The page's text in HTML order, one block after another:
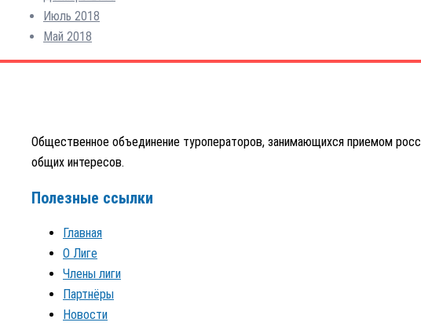
Июль 2018
Май 2018
Общественное объединение туроператоров, занимающихся приемом
общих интересов.
Полезные ссылки
Главная
О Лиге
Члены лиги
Партнёры
Новости